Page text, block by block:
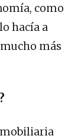
como
hacía a
más